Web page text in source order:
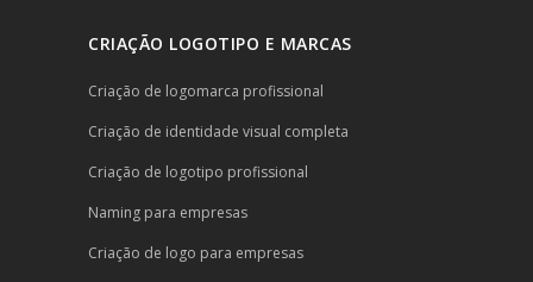
CRIAÇÃO LOGOTIPO E MARCAS
Criação de logomarca profissional
Criação de identidade visual completa
Criação de logotipo profissional
Naming para empresas
Criação de logo para empresas